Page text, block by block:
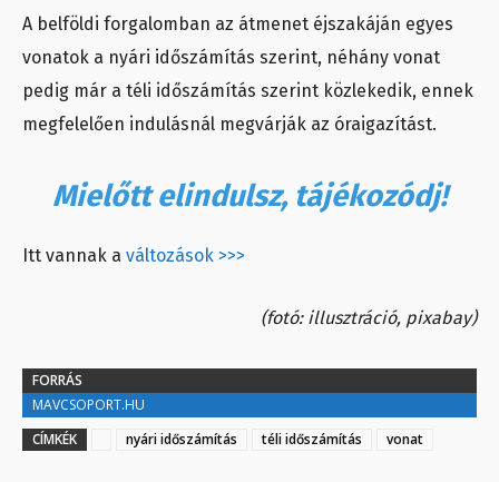
A belföldi forgalomban az átmenet éjszakáján egyes
vonatok a nyári időszámítás szerint, néhány vonat
pedig már a téli időszámítás szerint közlekedik, ennek
megfelelően indulásnál megvárják az óraigazítást.
Mielőtt elindulsz, tájékozódj!
Itt vannak a változások >>>
(fotó: illusztráció, pixabay)
FORRÁS
MAVCSOPORT.HU
CÍMKÉK
nyári időszámítás téli időszámítás vonat